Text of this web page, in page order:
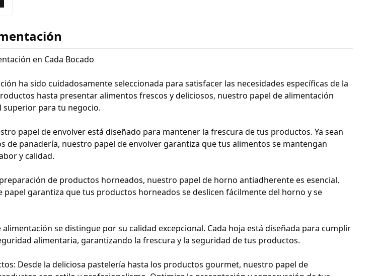
en Cada Bocado
ha sido cuidadosamente seleccionada para satisfacer las necesidades específicas de la
hasta presentar alimentos frescos y deliciosos, nuestro papel de alimentación
superior para tu negocio.
papel de envolver está diseñado para mantener la frescura de tus productos. Ya sean
de panadería, nuestro papel de envolver garantiza que tus alimentos se mantengan
y calidad.
de productos horneados, nuestro papel de horno antiadherente es esencial.
papel garantiza que tus productos horneados se deslicen fácilmente del horno y se
alimentación se distingue por su calidad excepcional. Cada hoja está diseñada para cumplir
alimentaria, garantizando la frescura y la seguridad de tus productos.
Desde la deliciosa pastelería hasta los productos gourmet, nuestro papel de